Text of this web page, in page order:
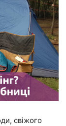
свіжого